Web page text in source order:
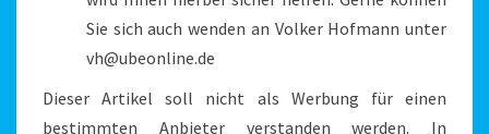
Sie sich auch wenden an Volker Hofmann unter
vh@ubeonline.de
Dieser Artikel soll nicht als Werbung für einen
bestimmten Anbieter verstanden werden. In